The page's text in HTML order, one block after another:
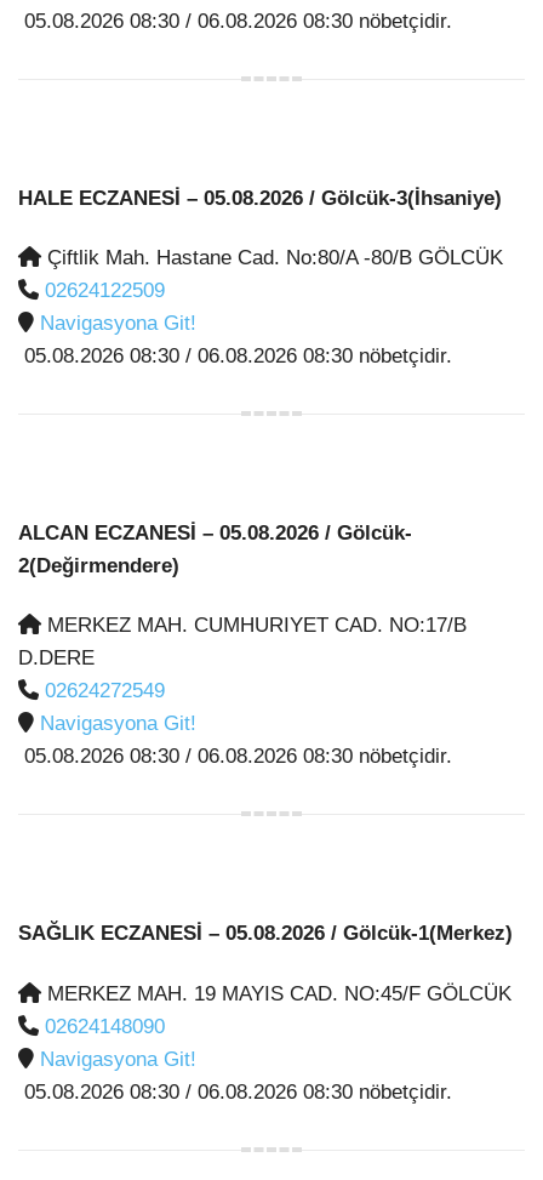
05.08.2026 08:30 / 06.08.2026 08:30 nöbetçidir.
HALE ECZANESİ – 05.08.2026 / Gölcük-3(İhsaniye)
Çiftlik Mah. Hastane Cad. No:80/A -80/B GÖLCÜK
02624122509
Navigasyona Git!
05.08.2026 08:30 / 06.08.2026 08:30 nöbetçidir.
ALCAN ECZANESİ – 05.08.2026 / Gölcük-
2(Değirmendere)
MERKEZ MAH. CUMHURIYET CAD. NO:17/B
D.DERE
02624272549
Navigasyona Git!
05.08.2026 08:30 / 06.08.2026 08:30 nöbetçidir.
SAĞLIK ECZANESİ – 05.08.2026 / Gölcük-1(Merkez)
MERKEZ MAH. 19 MAYIS CAD. NO:45/F GÖLCÜK
02624148090
Navigasyona Git!
05.08.2026 08:30 / 06.08.2026 08:30 nöbetçidir.